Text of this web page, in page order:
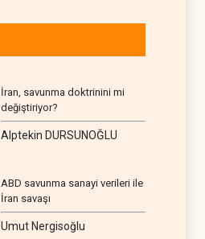
İran, savunma doktrinini mi
değiştiriyor?
Alptekin DURSUNOĞLU
ABD savunma sanayi verileri ile
İran savaşı
Umut Nergisoğlu